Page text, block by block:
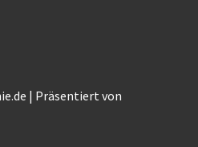
| Präsentiert von